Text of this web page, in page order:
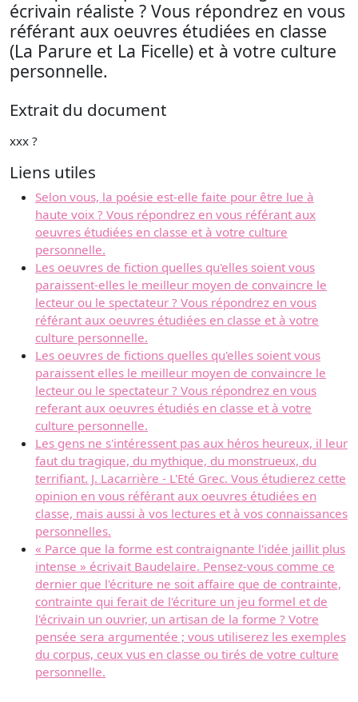
écrivain réaliste ? Vous répondrez en vous
référant aux oeuvres étudiées en classe
(La Parure et La Ficelle) et à votre culture
personnelle.
Extrait du document
xxx ?
Liens utiles
Selon vous, la poésie est-elle faite pour être lue à
haute voix ? Vous répondrez en vous référant aux
oeuvres étudiées en classe et à votre culture
personnelle.
Les oeuvres de fiction quelles qu'elles soient vous
paraissent-elles le meilleur moyen de convaincre le
lecteur ou le spectateur ? Vous répondrez en vous
référant aux oeuvres étudiées en classe et à votre
culture personnelle.
Les oeuvres de fictions quelles qu'elles soient vous
paraissent elles le meilleur moyen de convaincre le
lecteur ou le spectateur ? Vous répondrez en vous
referant aux oeuvres étudiés en classe et à votre
culture personnelle.
Les gens ne s'intéressent pas aux héros heureux, il leur
faut du tragique, du mythique, du monstrueux, du
terrifiant. J. Lacarrière - L'Eté Grec. Vous étudierez cette
opinion en vous référant aux oeuvres étudiées en
classe, mais aussi à vos lectures et à vos connaissances
personnelles.
« Parce que la forme est contraignante l'idée jaillit plus
intense » écrivait Baudelaire. Pensez-vous comme ce
dernier que l'écriture ne soit affaire que de contrainte,
contrainte qui ferait de l'écriture un jeu formel et de
l'écrivain un ouvrier, un artisan de la forme ? Votre
pensée sera argumentée ; vous utiliserez les exemples
du corpus, ceux vus en classe ou tirés de votre culture
personnelle.